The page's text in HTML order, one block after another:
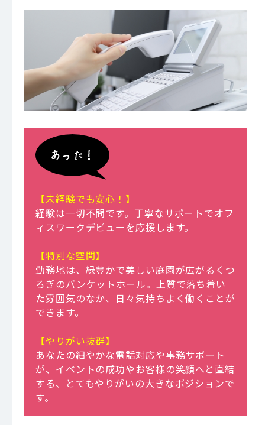
【未経験でも安心！】
経験は一切不問です。丁寧なサポートでオフ
ィスワークデビューを応援します。
【特別な空間】
勤務地は、緑豊かで美しい庭園が広がるくつ
ろぎのバンケットホール。上質で落ち着い
た雰囲気のなか、日々気持ちよく働くことが
できます。
【やりがい抜群】
あなたの細やかな電話対応や事務サポート
が、イベントの成功やお客様の笑顔へと直結
する、とてもやりがいの大きなポジションで
す。